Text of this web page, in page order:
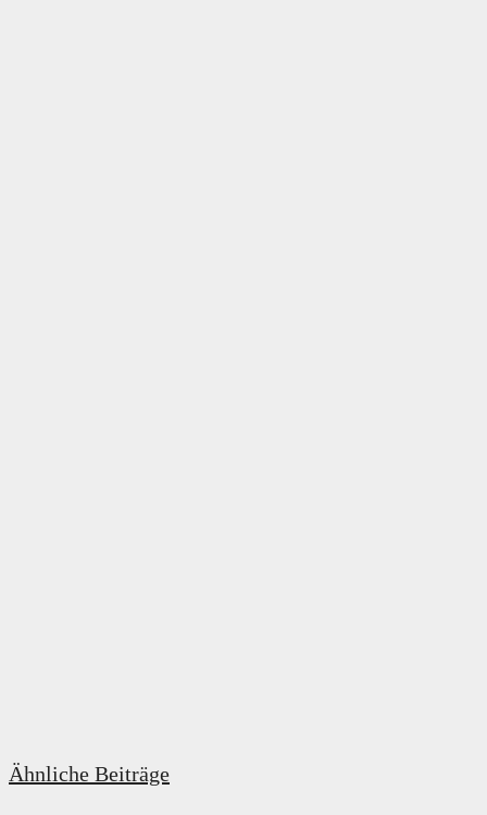
Ähnliche Beiträge